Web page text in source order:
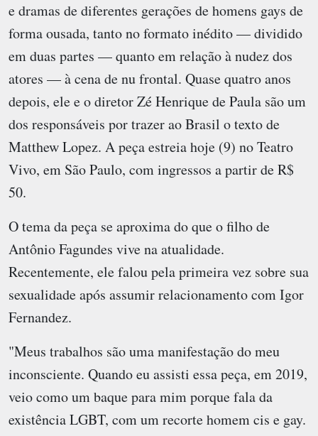
e dramas de diferentes gerações de homens gays de
forma ousada, tanto no formato inédito — dividido
em duas partes — quanto em relação à nudez dos
atores — à cena de nu frontal. Quase quatro anos
depois, ele e o diretor Zé Henrique de Paula são um
dos responsáveis por trazer ao Brasil o texto de
Matthew Lopez. A peça estreia hoje (9) no Teatro
Vivo, em São Paulo, com ingressos a partir de R$
50.
O tema da peça se aproxima do que o filho de
Antônio Fagundes vive na atualidade.
Recentemente, ele falou pela primeira vez sobre sua
sexualidade após assumir relacionamento com Igor
Fernandez.
"Meus trabalhos são uma manifestação do meu
inconsciente. Quando eu assisti essa peça, em 2019,
veio como um baque para mim porque fala da
existência LGBT, com um recorte homem cis e gay.